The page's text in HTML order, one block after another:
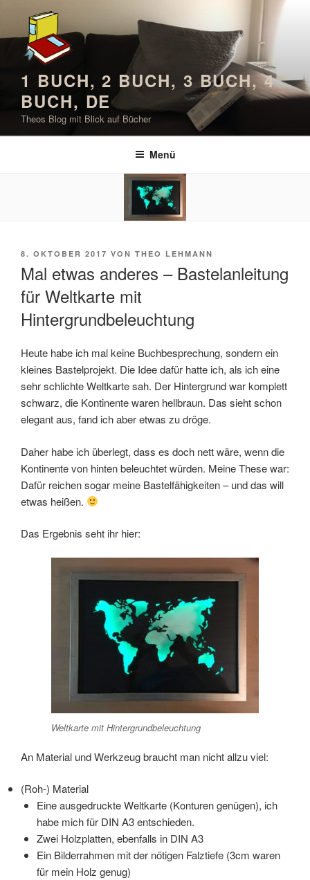
springen
1 BUCH, 2 BUCH, 3 BUCH, 4
BUCH, DE
Theos Blog mit Blick auf Bücher
Menü
VERÖFFENTLICHT
8. OKTOBER 2017 VON THEO LEHMANN
Mal etwas anderes – Bastelanleitung
für Weltkarte mit
Hintergrundbeleuchtung
Heute habe ich mal keine Buchbesprechung, sondern ein
kleines Bastelprojekt. Die Idee dafür hatte ich, als ich eine
sehr schlichte Weltkarte sah. Der Hintergrund war komplett
schwarz, die Kontinente waren hellbraun. Das sieht schon
elegant aus, fand ich aber etwas zu dröge.
Daher habe ich überlegt, dass es doch nett wäre, wenn die
Kontinente von hinten beleuchtet würden. Meine These war:
Dafür reichen sogar meine Bastelfähigkeiten – und das will
etwas heißen.
Das Ergebnis seht ihr hier:
Weltkarte mit Hintergrundbeleuchtung
An Material und Werkzeug braucht man nicht allzu viel:
(Roh-) Material
Eine ausgedruckte Weltkarte (Konturen genügen), ich
habe mich für DIN A3 entschieden.
Zwei Holzplatten, ebenfalls in DIN A3
Ein Bilderrahmen mit der nötigen Falztiefe (3cm waren
für mein Holz genug)